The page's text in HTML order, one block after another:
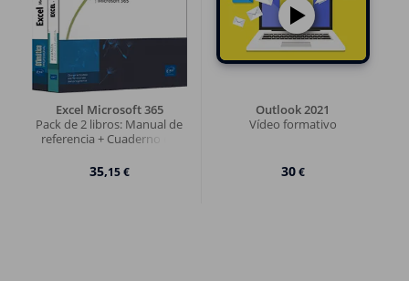
Excel Microsoft 365
Pack de 2 libros: Manual de
referencia + Cuaderno de
programación VBA
35,15 €
Outlook 2021
Vídeo formativo
30€